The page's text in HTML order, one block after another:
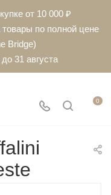
от 10 000 ₽
товары по полной цене
Bridge)
31 августа
0